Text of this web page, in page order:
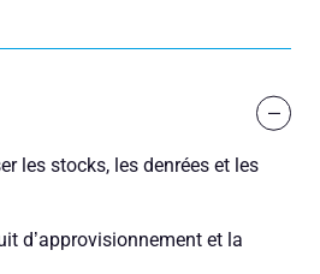
les stocks, les denrées et les
d’approvisionnement et la